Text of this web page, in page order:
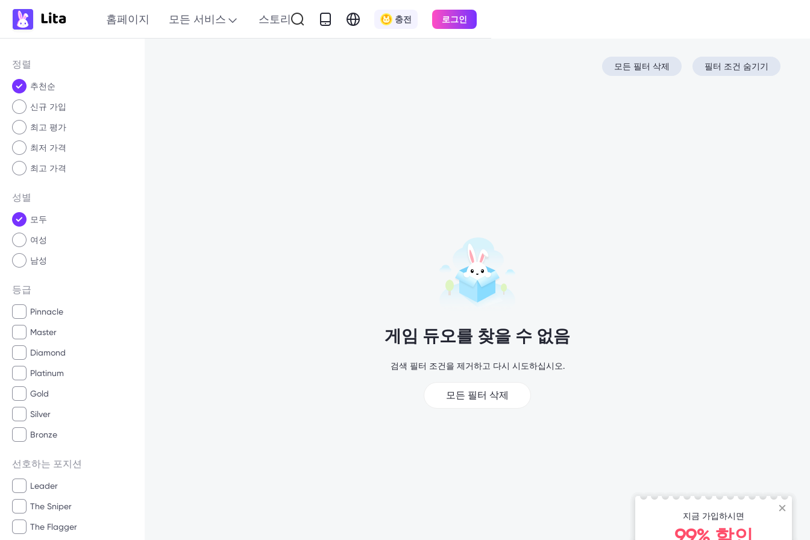
홈페이지 모든 서비스 스토리 충전 로그인
정렬
추천순
신규 가입
최고 평가
최저 가격
최고 가격
성별
모두
여성
남성
등급
Pinnacle
Master
Diamond
Platinum
Gold
Silver
Bronze
선호하는 포지션
Leader
The Sniper
The Flagger
모든 필터 삭제 필터 조건 숨기기
게임 듀오를 찾을 수 없음
검색 필터 조건을 제거하고 다시 시도하십시오.
모든 필터 삭제
지금 가입하시면